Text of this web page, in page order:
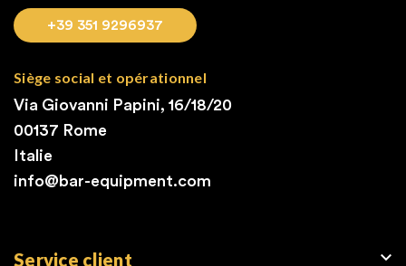
+39 351 9296937
Siège social et opérationnel
Via Giovanni Papini, 16/18/20
00137 Rome
Italie
info@bar-equipment.com
Service client 